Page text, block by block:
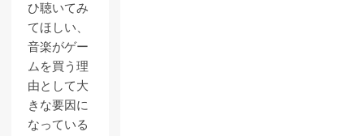
ひ聴いてみ
てほしい、
音楽がゲー
ムを買う理
由として大
きな要因に
なっている